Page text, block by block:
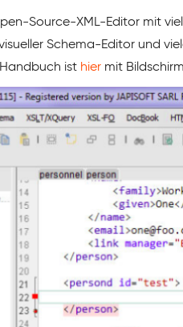
Source-XML-Editor mit
Schema-Editor und
ist hier mit